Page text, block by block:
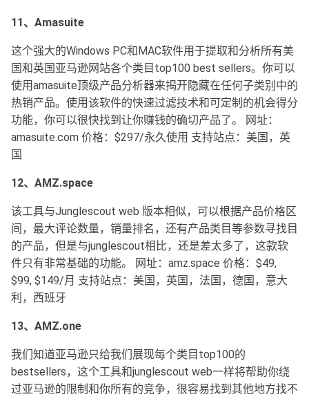
11、Amasuite
这个强大的Windows PC和MAC软件用于提取和分析所有美
国和英国亚马逊网站各个类目top100 best sellers。你可以
使用amasuite顶级产品分析器来揭开隐藏在任何子类别中的
热销产品。使用该软件的快速过滤技术和可定制的机会得分
功能，你可以很快找到让你赚钱的确切产品了。 网址：
amasuite.com 价格：$297/永久使用 支持站点：美国，英
国
12、AMZ.space
该工具与Junglescout web 版本相似，可以根据产品价格区
间，最大评论数量，销量排名，还有产品类目等参数寻找目
的产品，但是与junglescout相比，还是差太多了，这款软
件只有非常基础的功能。 网址：amz.space 价格：$49,
$99, $149/月 支持站点：美国，英国，法国，德国，意大
利，西班牙
13、AMZ.one
我们知道亚马逊只给我们展现每个类目top100的
bestsellers，这个工具和junglescout web一样将帮助你绕
过亚马逊的限制和你所有的竞争，很容易找到其他地方找不